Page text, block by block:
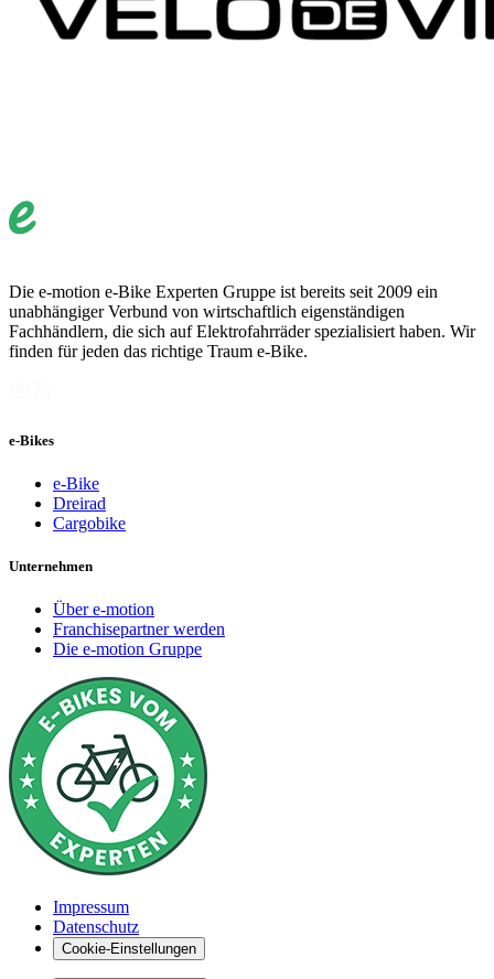
Die e-motion e-Bike Experten Gruppe ist bereits seit 2009 ein
unabhängiger Verbund von wirtschaftlich eigenständigen
Fachhändlern, die sich auf Elektrofahrräder spezialisiert haben. Wir
finden für jeden das richtige Traum e-Bike.
e-Bikes
e-Bike
Dreirad
Cargobike
Unternehmen
Über e-motion
Franchisepartner werden
Die e-motion Gruppe
Impressum
Datenschutz
Cookie-Einstellungen